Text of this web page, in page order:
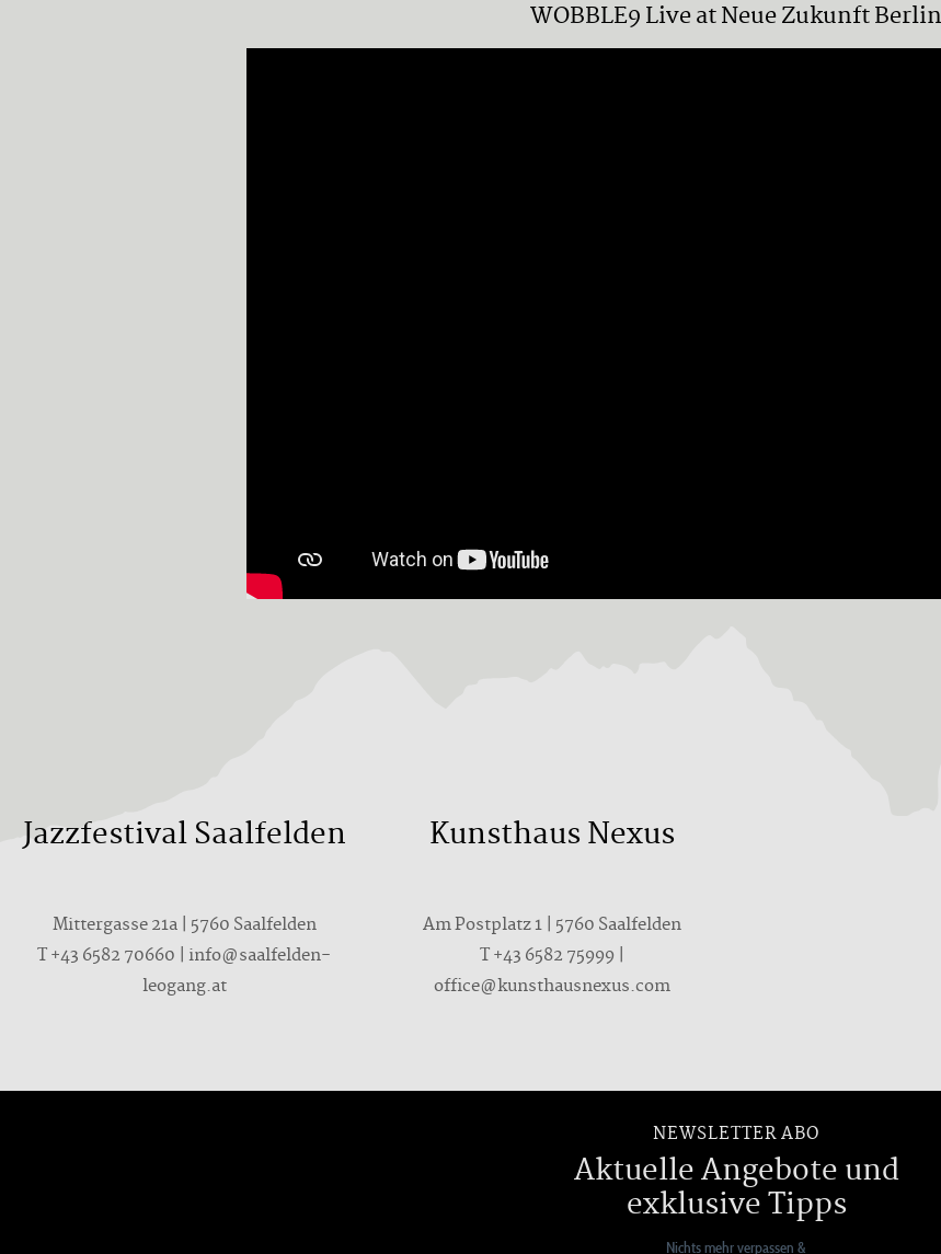
WOBBLE9 Live at Neue Zukunft Berlin
Jazzfestival Saalfelden
Mittergasse 21a | 5760 Saalfelden
T+43 6582 70660 | info@saalfelden-
leogang.at
Kunsthaus Nexus
Am Postplatz 1 | 5760 Saalfelden
T+43 6582 75999 |
office@kunsthausnexus.com
NEWSLETTER ABO
Aktuelle Angebote und
exklusive Tipps
Nichts mehr verpassen &